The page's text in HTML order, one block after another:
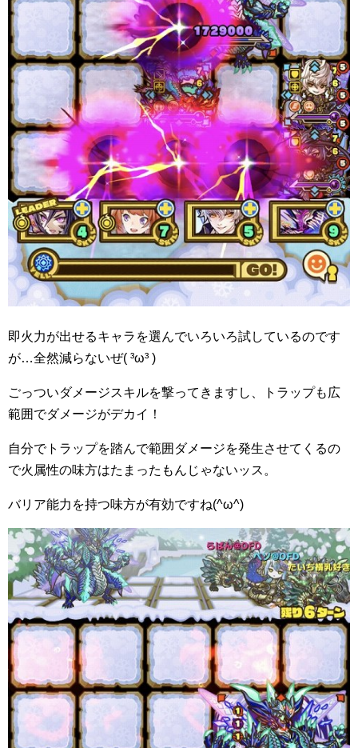
即火力が出せるキャラを選んでいろいろ試しているのです
が…全然減らないぜ( ³ω³ )
ごっついダメージスキルを撃ってきますし、トラップも広
範囲でダメージがデカイ！
自分でトラップを踏んで範囲ダメージを発生させてくるの
で火属性の味方はたまったもんじゃないッス。
バリア能力を持つ味方が有効ですね(^ω^)